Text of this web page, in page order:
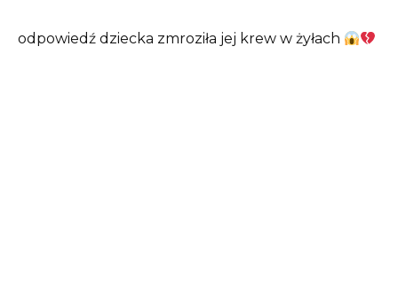
odpowiedź dziecka zmroziła jej krew w żyłach